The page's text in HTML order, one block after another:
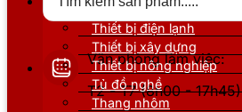
Văn phòng làm việc:
T2 - T7 (8h00 - 17h45)
Thiết bị nâng đỡ
Thiết bị điện lạnh
Thiết bị xây dựng
Thiết bị nông nghiệp
Tủ đồ nghề
Thang nhôm